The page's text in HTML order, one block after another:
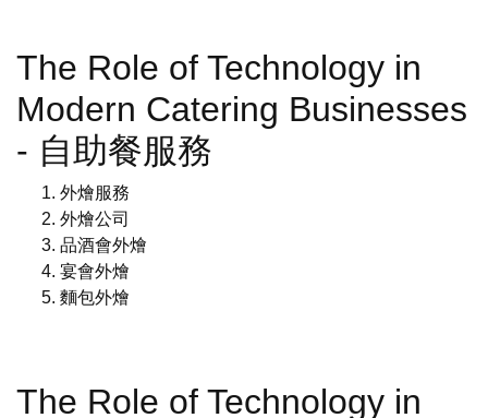
The Role of Technology in
Modern Catering Businesses
- 自助餐服務
外燴服務
外燴公司
品酒會外燴
宴會外燴
麵包外燴
The Role of Technology in